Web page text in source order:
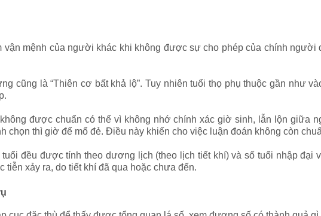
mệnh của người khác khi không được sự cho phép của chính
cũng là “Thiên cơ bất khả lộ”. Tuy nhiên tuổi thọ phụ thuộc gần như
được chuẩn có thể vì không nhớ chính xác giờ sinh, lẫn lộn giữa
chọn thì giờ để mổ đẻ. Điều này khiến cho việc luận đoán không còn
đều được tính theo dương lịch (theo lịch tiết khí) và số tuổi nhập đại
xảy ra, do tiết khí đã qua hoặc chưa đến.